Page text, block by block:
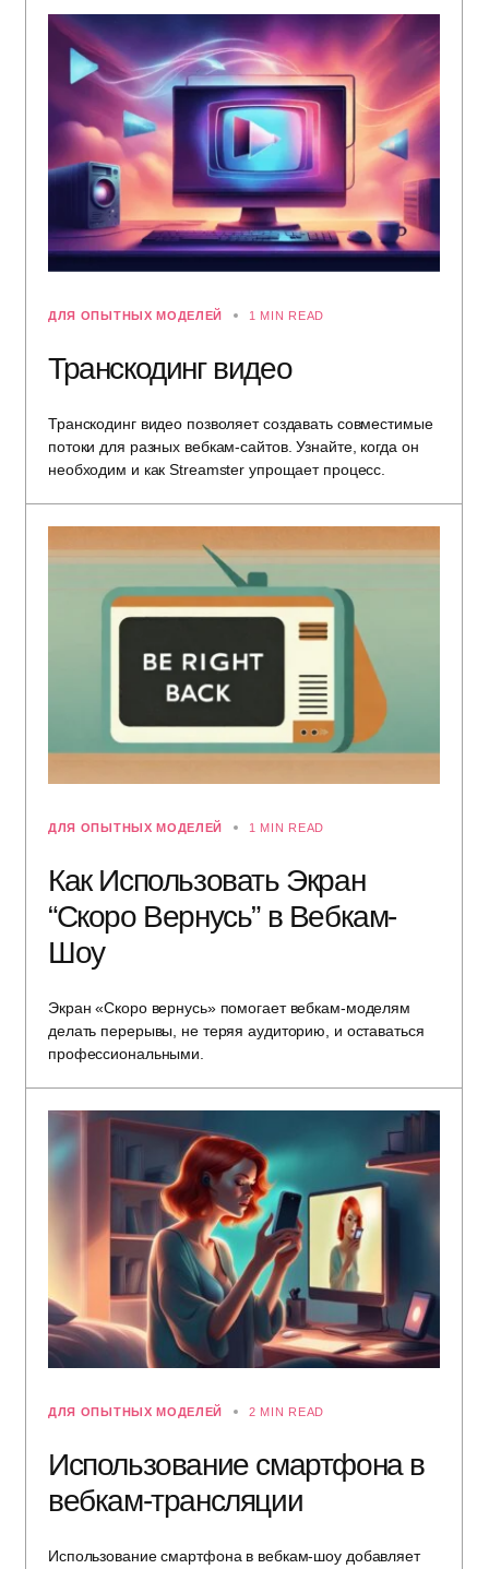
ДЛЯ ОПЫТНЫХ МОДЕЛЕЙ 1 MIN READ
Транскодинг видео
Транскодинг видео позволяет создавать совместимые
потоки для разных вебкам-сайтов. Узнайте, когда он
необходим и как Streamster упрощает процесс.
ДЛЯ ОПЫТНЫХ МОДЕЛЕЙ 1 MIN READ
Как Использовать Экран
“Скоро Вернусь” в Вебкам-
Шоу
Экран «Скоро вернусь» помогает вебкам-моделям
делать перерывы, не теряя аудиторию, и оставаться
профессиональными.
ДЛЯ ОПЫТНЫХ МОДЕЛЕЙ 2 MIN READ
Использование смартфона в
вебкам-трансляции
Использование смартфона в вебкам-шоу добавляет